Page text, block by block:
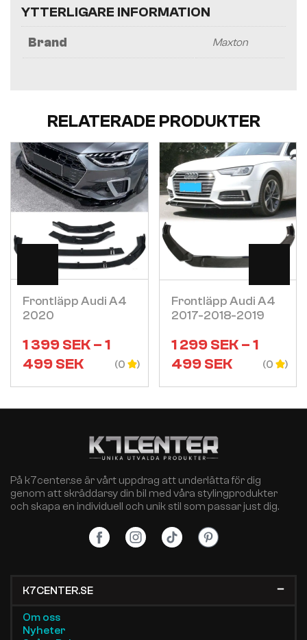
YTTERLIGARE INFORMATION
Brand Maxton
RELATERADE PRODUKTER
Frontläpp Audi A4
2020
1 399SEK–1
499SEK (0
Visa
Frontläpp Audi A4
2017-2018-2019
1 299SEK –1
499SEK (0
Visa
På k7center.se är vårt uppdrag att underlätta för dig
genom att skräddarsy din bil med våra stylingprodukter
och skapa en individuell och unik stil som passar just dig.
K7CENTER.SE
Om oss
Nyheter